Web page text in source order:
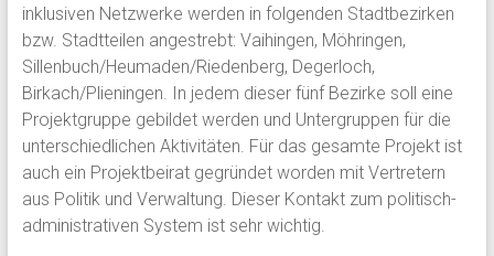
inklusiven Netzwerke werden in folgenden Stadtbezirken
bzw. Stadtteilen angestrebt: Vaihingen, Möhringen,
Sillenbuch/Heumaden/Riedenberg, Degerloch,
Birkach/Plieningen. In jedem dieser fünf Bezirke soll eine
Projektgruppe gebildet werden und Untergruppen für die
unterschiedlichen Aktivitäten. Für das gesamte Projekt ist
auch ein Projektbeirat gegründet worden mit Vertretern
aus Politik und Verwaltung. Dieser Kontakt zum politisch-
administrativen System ist sehr wichtig.